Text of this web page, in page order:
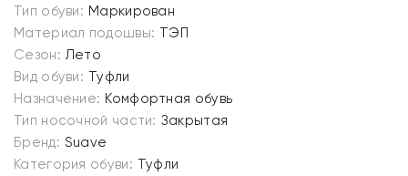
Тип обуви: Маркирован
Материал подошвы: ТЭП
Сезон: Лето
Вид обуви: Туфли
Назначение: Комфортная обувь
Тип носочной части: Закрытая
Бренд: Suave
Категория обуви: Туфли